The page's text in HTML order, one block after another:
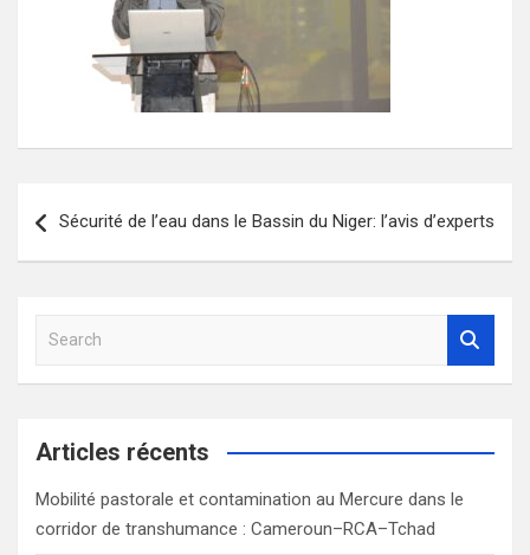
de
Sécurité de l’eau dans le Bassin du Niger: l’avis d’experts
a
c
Articles récents
Mobilité pastorale et contamination au Mercure dans le
corridor de transhumance : Cameroun–RCA–Tchad